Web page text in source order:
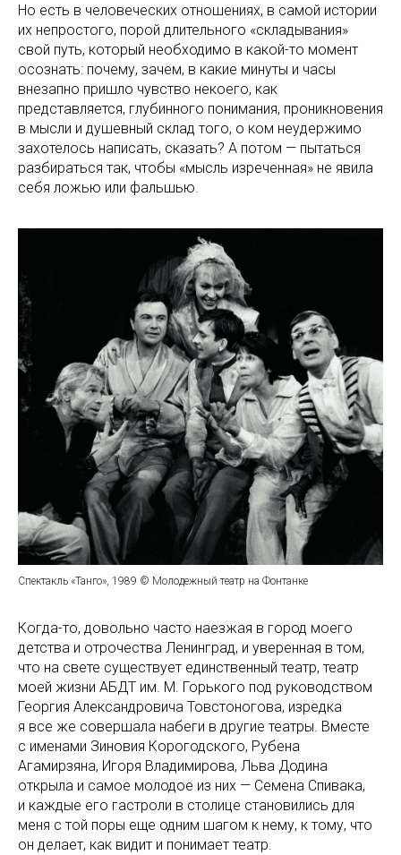
Но есть в человеческих отношениях, в самой истории
их непростого, порой длительного «складывания»
свой путь, который необходимо в какой-то момент
осознать: почему, зачем, в какие минуты и часы
внезапно пришло чувство некоего, как
представляется, глубинного понимания, проникновения
в мысли и душевный склад того, о ком неудержимо
захотелось написать, сказать? А потом — пытаться
разбираться так, чтобы «мысль изреченная» не явила
себя ложью или фальшью.
Спектакль «Танго», 1989 © Молодежный театр на Фонтанке
Когда-то, довольно часто наезжая в город моего
детства и отрочества Ленинград, и уверенная в том,
что на свете существует единственный театр, театр
моей жизни АБДТ им. М. Горького под руководством
Георгия Александровича Товстоногова, изредка
я все же совершала набеги в другие театры. Вместе
с именами Зиновия Корогодского, Рубена
Агамирзяна, Игоря Владимирова, Льва Додина
открыла и самое молодое из них — Семена Спивака,
и каждые его гастроли в столице становились для
меня с той поры еще одним шагом к нему, к тому, что
он делает, как видит и понимает театр.